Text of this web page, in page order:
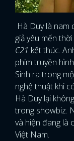
Hà Duy là nam
giả yêu mến thời
C21 kết thúc.
phim truyền
Sinh ra trong
nghệ thuật khi
Hà Duy lại
trong showbiz.
và hiện đang là
Việt Nam.